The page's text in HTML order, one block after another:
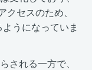
セスのため、
うになっていま
される一方で、